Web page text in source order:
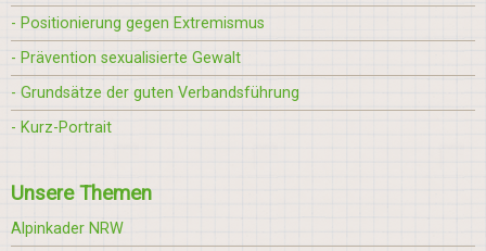
- Positionierung gegen Extremismus
- Prävention sexualisierte Gewalt
- Grundsätze der guten Verbandsführung
- Kurz-Portrait
Unsere Themen
Alpinkader NRW